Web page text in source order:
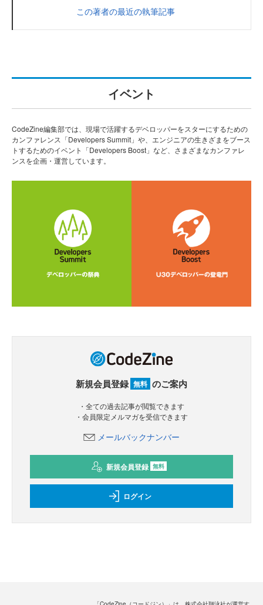
この著者の最近の執筆記事
イベント
CodeZine編集部では、現場で活躍するデベロッパーをスターにするための
カンファレンス「Developers Summit」や、エンジニアの生きざまをブース
トするためのイベント「Developers Boost」など、さまざまなカンファレ
ンスを企画・運営しています。
新規会員登録 無料 のご案内
・全ての過去記事が閲覧できます
・会員限定メルマガを受信できます
メールバックナンバー
新規会員登録 無料
ログイン